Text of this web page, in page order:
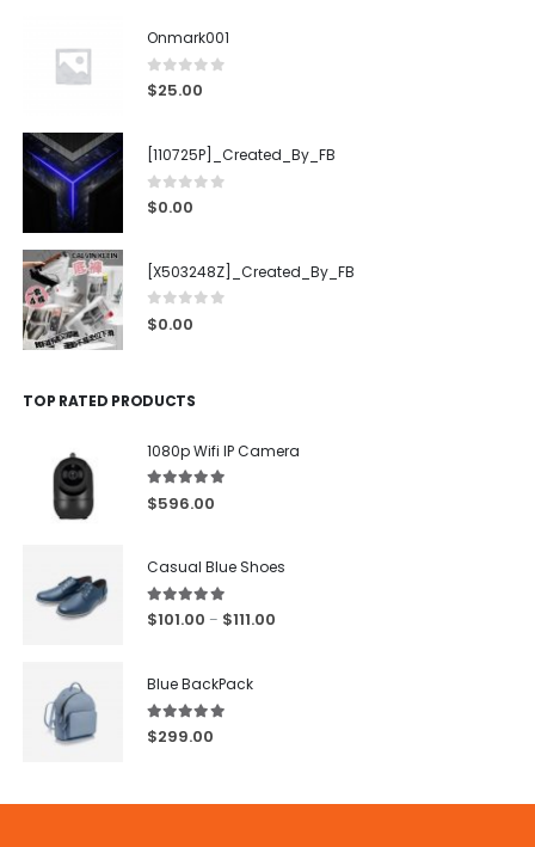
Onmark001
0out of 5
$25.00
[110725P]_Created_By_FB
0out of 5
$0.00
[X503248Z]_Created_By_FB
0 out of 5
$0.00
TOP RATED PRODUCTS
1080p Wifi IP Camera
5.00out of 5
$596.00
Casual Blue Shoes
5.00 out of 5
$101.00 – $111.00
Blue BackPack
5.00out of 5
$299.00